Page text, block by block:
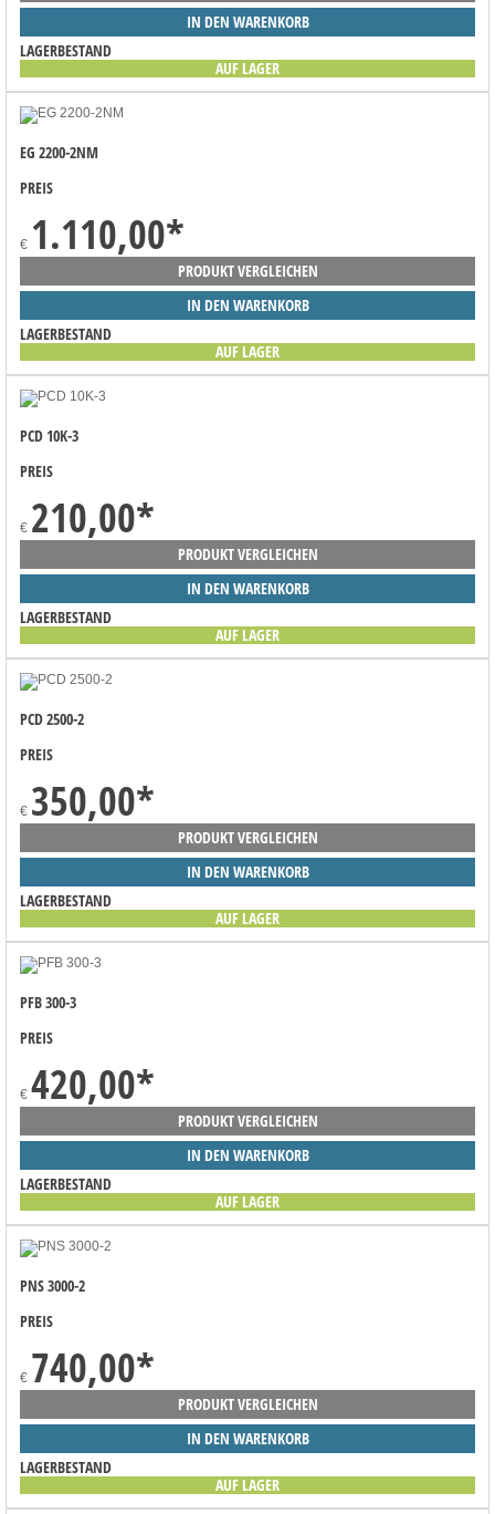
IN DEN WARENKORB
LAGERBESTAND
AUF LAGER
EG 2200-2NM
PREIS
€ 1.110,00*
PRODUKT VERGLEICHEN
IN DEN WARENKORB
LAGERBESTAND
AUF LAGER
PCD 10K-3
PREIS
€ 210,00*
PRODUKT VERGLEICHEN
IN DEN WARENKORB
LAGERBESTAND
AUF LAGER
PCD 2500-2
PREIS
€ 350,00*
PRODUKT VERGLEICHEN
IN DEN WARENKORB
LAGERBESTAND
AUF LAGER
PFB 300-3
PREIS
€ 420,00*
PRODUKT VERGLEICHEN
IN DEN WARENKORB
LAGERBESTAND
AUF LAGER
PNS 3000-2
PREIS
€ 740,00*
PRODUKT VERGLEICHEN
IN DEN WARENKORB
LAGERBESTAND
AUF LAGER